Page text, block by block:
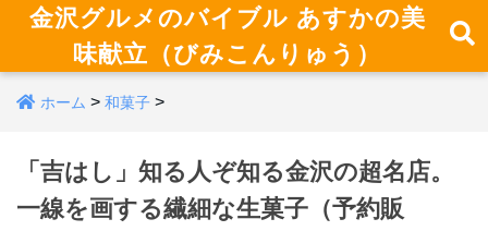
金沢グルメのバイブル あすかの美
味献立（びみこんりゅう）
ホーム > 和菓子 >
「吉はし」知る人ぞ知る金沢の超名店。
一線を画する繊細な生菓子（予約販